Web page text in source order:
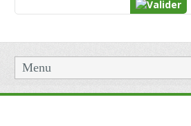
Menu